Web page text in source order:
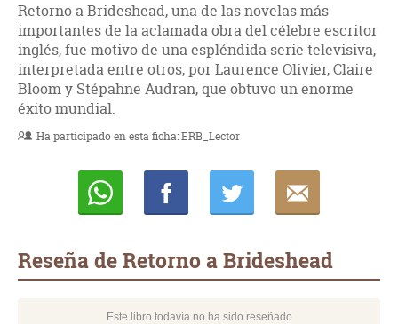
Retorno a Brideshead, una de las novelas más
importantes de la aclamada obra del célebre escritor
inglés, fue motivo de una espléndida serie televisiva,
interpretada entre otros, por Laurence Olivier, Claire
Bloom y Stépahne Audran, que obtuvo un enorme
éxito mundial.
Ha participado en esta ficha:ERB_Lector
Reseña de Retorno a Brideshead
Este libro todavía no ha sido reseñado